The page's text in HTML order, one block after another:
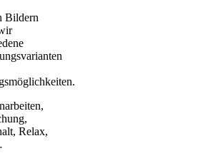
Bildern
Relax,